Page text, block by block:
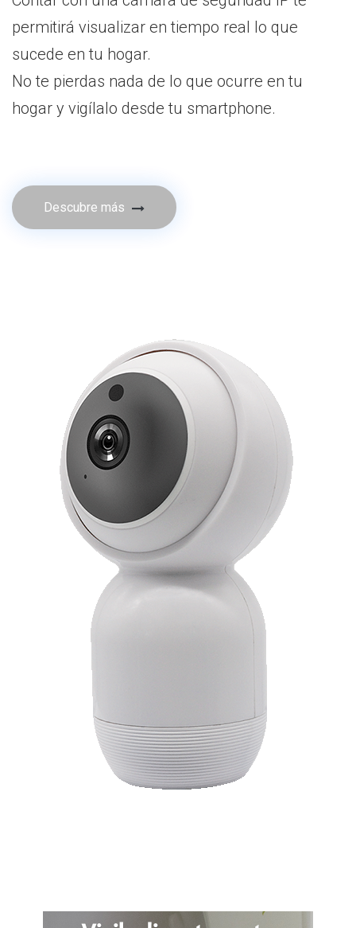
permitirá visualizar en tiempo real lo que
sucede en tu hogar.
No te pierdas nada de lo que ocurre en tu
hogar y vigílalo desde tu smartphone.
Descubre más